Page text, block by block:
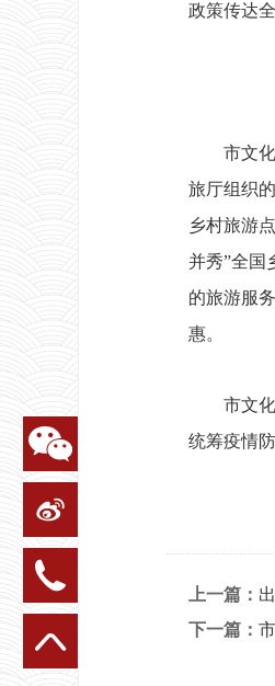
政策传达
市文化广
旅厅组织
乡村旅游
并秀”全国
的旅游服
惠。
市文化广
统筹疫情
上一篇：
下一篇：